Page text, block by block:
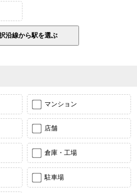
マンション
店舗
倉庫・工場
駐車場